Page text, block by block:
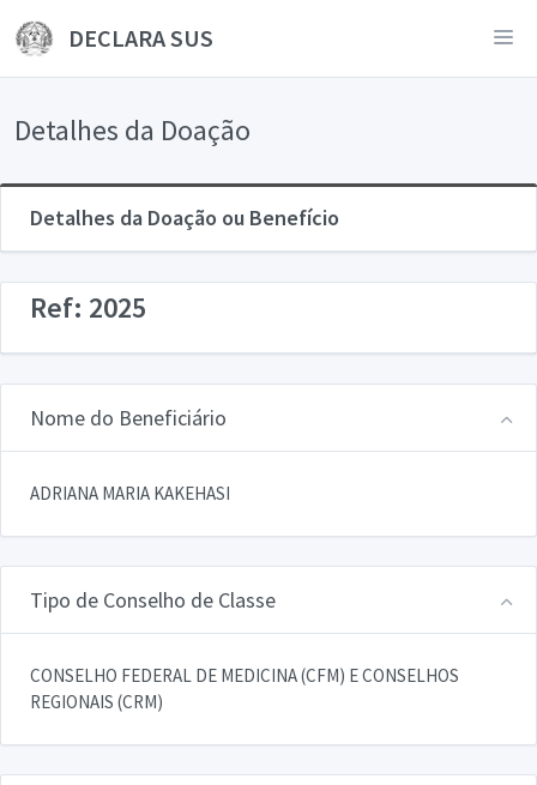
DECLARA SUS
Detalhes da Doação
Detalhes da Doação ou Benefício
Ref: 2025
Nome do Beneficiário
ADRIANA MARIA KAKEHASI
Tipo de Conselho de Classe
CONSELHO FEDERAL DE MEDICINA (CFM) E CONSELHOS
REGIONAIS (CRM)